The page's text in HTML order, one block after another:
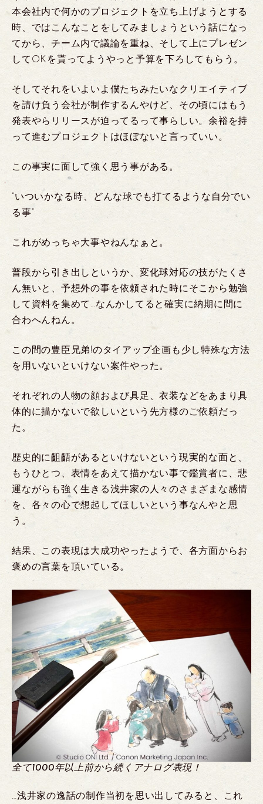
本会社内で何かのプロジェクトを立ち上げようとする
時、ではこんなことをしてみましょうという話になっ
てから、チーム内で議論を重ね、そして上にプレゼン
してOKを貰ってようやっと予算を下ろしてもらう。
そしてそれをいよいよ僕たちみたいなクリエイティブ
を請け負う会社が制作するんやけど、その頃にはもう
発表やらリリースが迫ってるって事らしい。余裕を持
って進むプロジェクトはほぼないと言っていい。
この事実に面して強く思う事がある。
“いついかなる時、どんな球でも打てるような自分でい
る事”
これがめっちゃ大事やねんなぁと。
普段から引き出しというか、変化球対応の技がたくさ
ん無いと、予想外の事を依頼された時にそこから勉強
して資料を集めて…なんかしてると確実に納期に間に
合わへんねん。
この間の豊臣兄弟!のタイアップ企画も少し特殊な方法
を用いないといけない案件やった。
それぞれの人物の顔および具足、衣装などをあまり具
体的に描かないで欲しいという先方様のご依頼だっ
た。
歴史的に齟齬があるといけないという現実的な面と、
もうひとつ、表情をあえて描かない事で鑑賞者に、悲
運ながらも強く生きる浅井家の人々のさまざまな感情
を、各々の心で想起してほしいという事なんやと思
う。
結果、この表現は大成功やったようで、各方面からお
褒めの言葉を頂いている。
全て1000年以上前から続くアナログ表現！
…浅井家の逸話の制作当初を思い出してみると、これ